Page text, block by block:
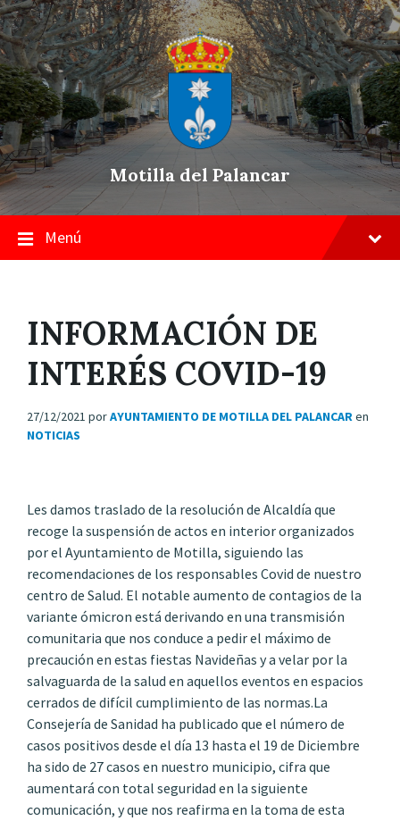
Skip
to
content
Saltar
a
la
navegación
principal
Saltar
a
pie
de
página
Motilla del Palancar
Menú
INFORMACIÓN DE
INTERÉS COVID-19
27/12/2021 porAYUNTAMIENTO DE MOTILLA DEL PALANCARen
NOTICIAS
Les damos traslado de la resolución de Alcaldía que
recoge la suspensión de actos en interior organizados
por el Ayuntamiento de Motilla, siguiendo las
recomendaciones de los responsables Covid de nuestro
centro de Salud. El notable aumento de contagios de la
variante ómicron está derivando en una transmisión
comunitaria que nos conduce a pedir el máximo de
precaución en estas fiestas Navideñas y a velar por la
salvaguarda de la salud en aquellos eventos en espacios
cerrados de difícil cumplimiento de las normas.La
Consejería de Sanidad ha publicado que el número de
casos positivos desde el día 13 hasta el 19 de Diciembre
ha sido de 27 casos en nuestro municipio, cifra que
aumentará con total seguridad en la siguiente
comunicación, y que nos reafirma en la toma de esta